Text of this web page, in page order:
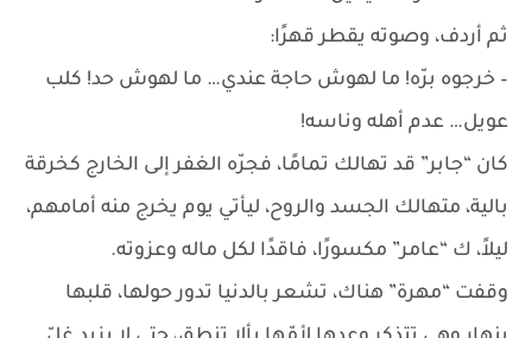
ثم أردف، وصوته يقطر قهرًا:
– خرجوه برّه! ما لهوش حاجة عندي… ما لهوش حد! كلب
عويل… عدم أهله وناسه!
كان “جابر” قد تهالك تمامًا، فجرّه الغفر إلى الخارج كخرقة
بالية، متهالك الجسد والروح، ليأتي يوم يخرج منه أمامهم،
ليلاً، ك “عامر” مكسورًا، فاقدًا لكل ماله وعزوته.
وقفت “مهرة” هناك، تشعر بالدنيا تدور حولها، قلبها